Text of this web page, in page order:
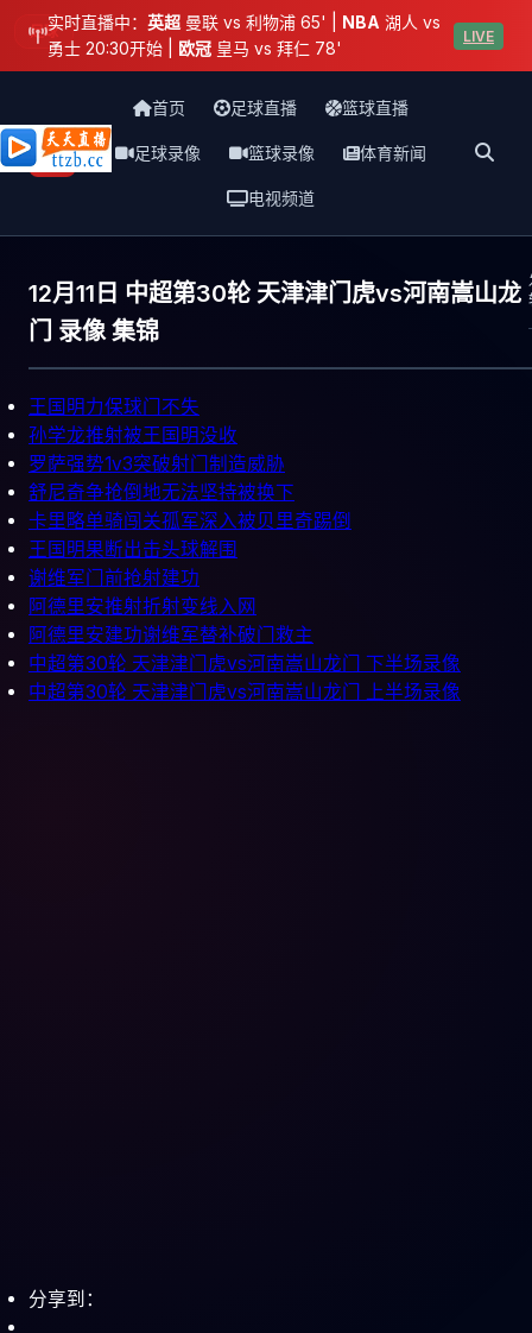
实时直播中： 英超 曼联 vs 利物浦 65' | NBA 湖人 vs
勇士 20:30开始 | 欧冠 皇马 vs 拜仁 78'
LIVE
天天直播网
首页 足球直播 篮球直播
足球录像 篮球录像 体育新闻
电视频道
12月11日 中超第30轮 天津津门虎vs河南嵩山龙
门 录像 集锦
足球
王国明力保球门不失
孙学龙推射被王国明没收
罗萨强势1v3突破射门制造威胁
舒尼奇争抢倒地无法坚持被换下
卡里略单骑闯关孤军深入被贝里奇踢倒
王国明果断出击头球解围
谢维军门前抢射建功
阿德里安推射折射变线入网
阿德里安建功谢维军替补破门救主
中超第30轮 天津津门虎vs河南嵩山龙门 下半场录像
中超第30轮 天津津门虎vs河南嵩山龙门 上半场录像
分享到：